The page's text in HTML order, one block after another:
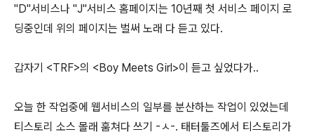
"D"서비스나 "J"서비스 홈페이지는 10년째 첫 서비스 페이지 로
딩중인데 위의 페이지는 벌써 노래 다 듣고 있다.
갑자기 <TRF>의 <Boy Meets Girl>이 듣고 싶었다가..
오늘 한 작업중에 웹서비스의 일부를 분산하는 작업이 있었는데
티스토리 소스 몰래 훔쳐다 쓰기 -ㅅ-. 태터툴즈에서 티스토리가